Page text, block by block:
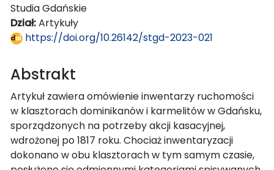
Studia Gdańskie
Dział:Artykuły
https://doi.org/10.26142/stgd-2023-021
Abstrakt
Artykuł zawiera omówienie inwentarzy ruchomości
w klasztorach dominikanów i karmelitów w Gdańsku,
sporządzonych na potrzeby akcji kasacyjnej,
wdrożonej po 1817 roku. Chociaż inwentaryzacji
dokonano w obu klasztorach w tym samym czasie,